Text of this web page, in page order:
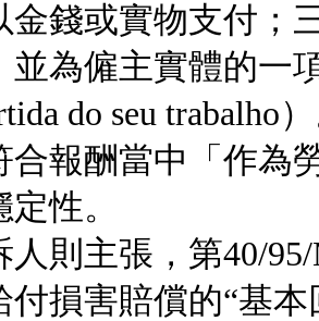
金錢或實物支付；
並為僱主實體的一
do seu
合報酬當中「作為
性。
主張，第40/95/
付損害賠償的“基